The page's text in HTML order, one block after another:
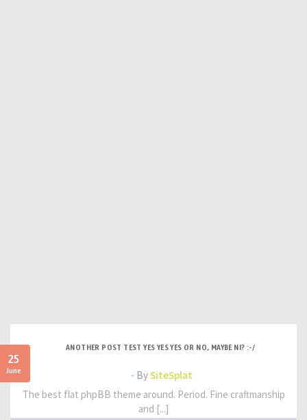
25
June
ANOTHER POST TEST YES YES YES OR NO, MAYBE NI? :-/
- BySiteSplat
The best flat phpBB theme around. Period. Fine craftmanship
and [...]